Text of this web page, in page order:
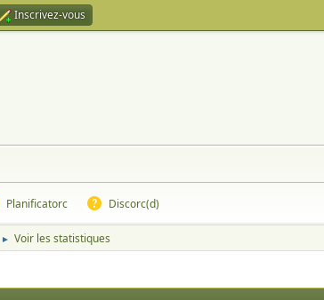
Inscrivez-vous
Planificatorc Discorc(d)
► Voir les statistiques